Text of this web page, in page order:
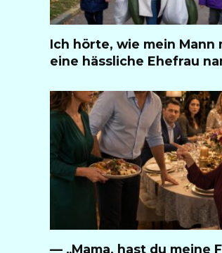
Ich hörte, wie mein Mann
eine hässliche Ehefrau
— „Mama, hast du meine